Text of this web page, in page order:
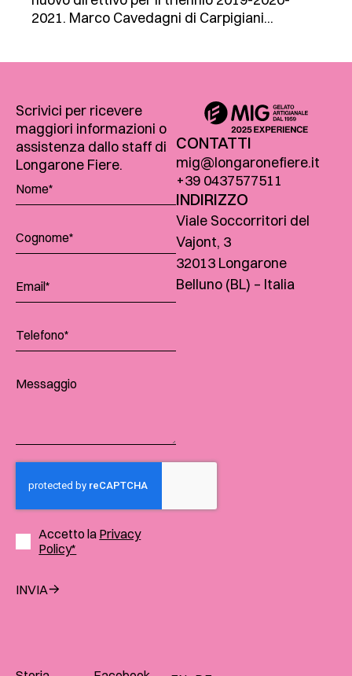
2021. Marco Cavedagni di Carpigiani...
Scrivici per ricevere
maggiori informazioni o
assistenza dallo staff di
Longarone Fiere.
Accetto la Privacy
Policy*
INVIA
CONTATTI
mig@longaronefiere.it
+39 0437577511
INDIRIZZO
Viale Soccorritori del
Vajont, 3
32013 Longarone
Belluno (BL) – Italia